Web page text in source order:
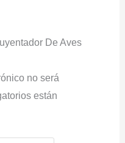
De Aves
no será
están